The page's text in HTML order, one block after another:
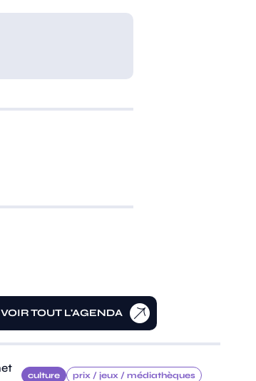
VOIR TOUT L'AGENDA
culture prix /jeux /médiathèques